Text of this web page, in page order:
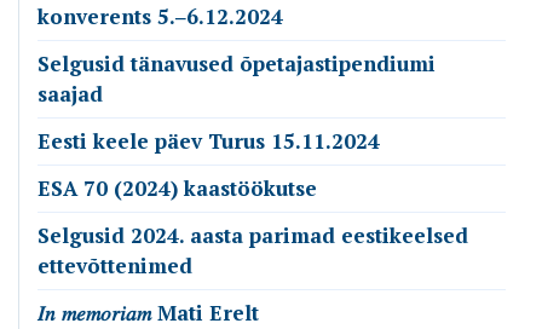
konverents 5.‒6.12.2024
Selgusid tänavused õpetajastipendiumi
saajad
Eesti keele päev Turus 15.11.2024
ESA 70 (2024) kaastöökutse
Selgusid 2024. aasta parimad eestikeelsed
ettevõttenimed
𝐼𝑛 𝑚𝑒𝑚𝑜𝑟𝑖𝑎𝑚 Mati Erelt